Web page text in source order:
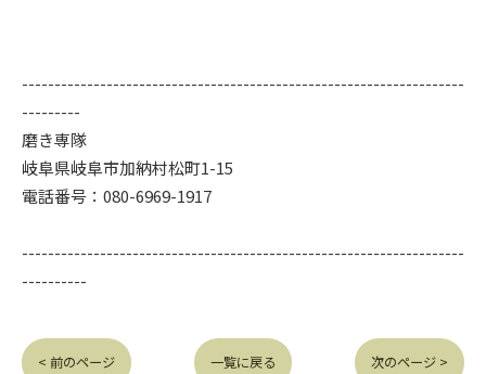
--------------------------------------------------------------------
---------
磨き専隊
岐阜県岐阜市加納村松町1-15
電話番号：080-6969-1917
--------------------------------------------------------------------
----------
< 前のページ 一覧に戻る 次のページ >